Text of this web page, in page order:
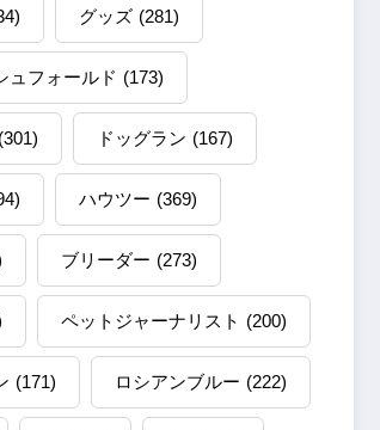
グッズ (281)
ュフォールド (173)
(301) ドッグラン (167)
ハウツー (369)
ブリーダー (273)
ペットジャーナリスト (200)
(171) ロシアンブルー (222)